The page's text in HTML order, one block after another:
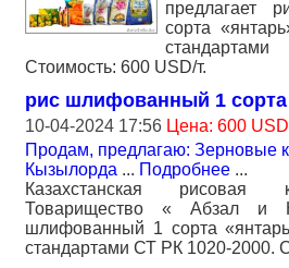
предлагает
сорта
Стоимость: 600 USD/т.
рис шлифованный 1
10-04-2024 17:56 Цена: 600
Продам, предлагаю: Зерновые
Кызылорда ... Подробнее ...
Казахстанская рисовая
Товарищество « Абзал и
шлифованный 1 сорта
стандартами СТ РК 1020-2000.